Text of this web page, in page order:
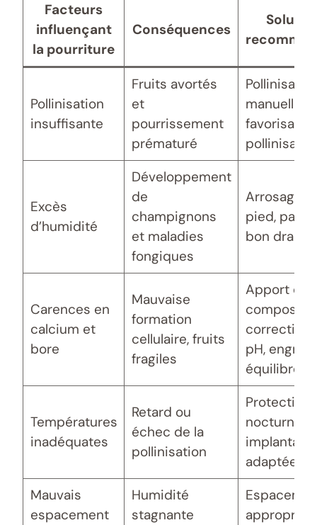
Facteurs
influençant
la pourriture
Conséquences
Pollinisation
insuffisante
Fruits avortés
et
pourrissement
prématuré
manuelle
Excès
d’humidité
Développement
de
champignons
et maladies
fongiques
Arrosage
pied,
bon
Carences en
calcium et
bore
Mauvaise
formation
cellulaire, fruits
fragiles
Apport de
compost,
correction
pH, engrais
équilibré
Températures
inadéquates
Retard ou
échec de la
pollinisation
Protection
nocturne,
adaptée
Mauvais
espacement
Humidité
stagnante
approprié,